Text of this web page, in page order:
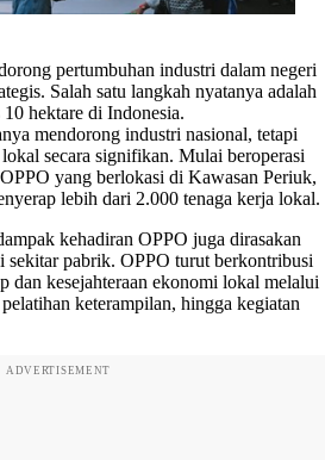
pertumbuhan industri dalam negeri
Salah satu langkah nyatanya adalah
hektare di Indonesia.
mendorong industri nasional, tetapi
secara signifikan. Mulai beroperasi
yang berlokasi di Kawasan Periuk,
lebih dari 2.000 tenaga kerja lokal.
kehadiran OPPO juga dirasakan
sekitar pabrik. OPPO turut berkontribusi
dan kesejahteraan ekonomi lokal melalui
keterampilan, hingga kegiatan
ADVERTISEMENT